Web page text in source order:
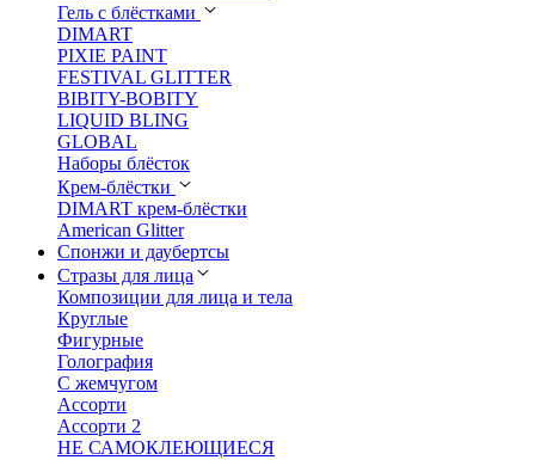
Гель с блёстками
DIMART
PIXIE PAINT
FESTIVAL GLITTER
BIBITY-BOBITY
LIQUID BLING
GLOBAL
Наборы блёсток
Крем-блёстки
DIMART крем-блёстки
American Glitter
Спонжи и даубертсы
Стразы для лица
Композиции для лица и тела
Круглые
Фигурные
Голография
С жемчугом
Ассорти
Ассорти 2
НЕ САМОКЛЕЮЩИЕСЯ